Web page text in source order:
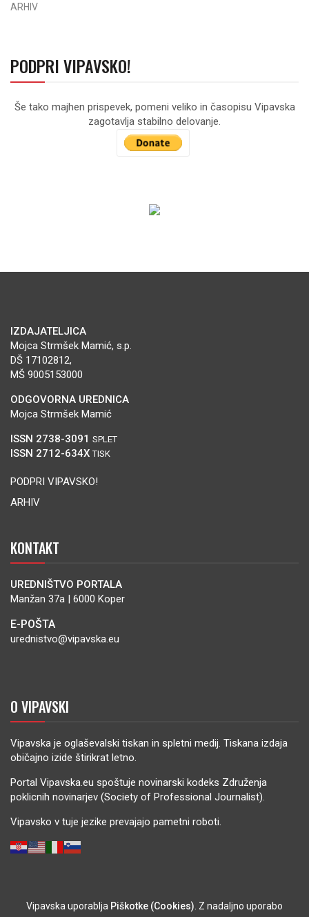
ARHIV
PODPRI VIPAVSKO!
Še tako majhen prispevek, pomeni veliko in časopisu Vipavska
zagotavlja stabilno delovanje.
IZDAJATELJICA
Mojca Strmšek Mamić, s.p.
DŠ 17102812,
MŠ 9005153000
ODGOVORNA UREDNICA
Mojca Strmšek Mamić
ISSN 2738-3091 SPLET
ISSN 2712-634XTISK
PODPRI VIPAVSKO!
ARHIV
KONTAKT
UREDNIŠTVO PORTALA
Manžan 37a | 6000 Koper
E-POŠTA
urednistvo@vipavska.eu
O VIPAVSKI
Vipavska je oglaševalski tiskan in spletni medij. Tiskana izdaja
običajno izide štirikrat letno.
Portal Vipavska.eu spoštuje novinarski kodeks Združenja
poklicnih novinarjev (Society of Professional Journalist).
Vipavsko v tuje jezike prevajajo pametni roboti.
Vipavska uporablja Piškotke (Cookies) . Z nadaljno uporabo